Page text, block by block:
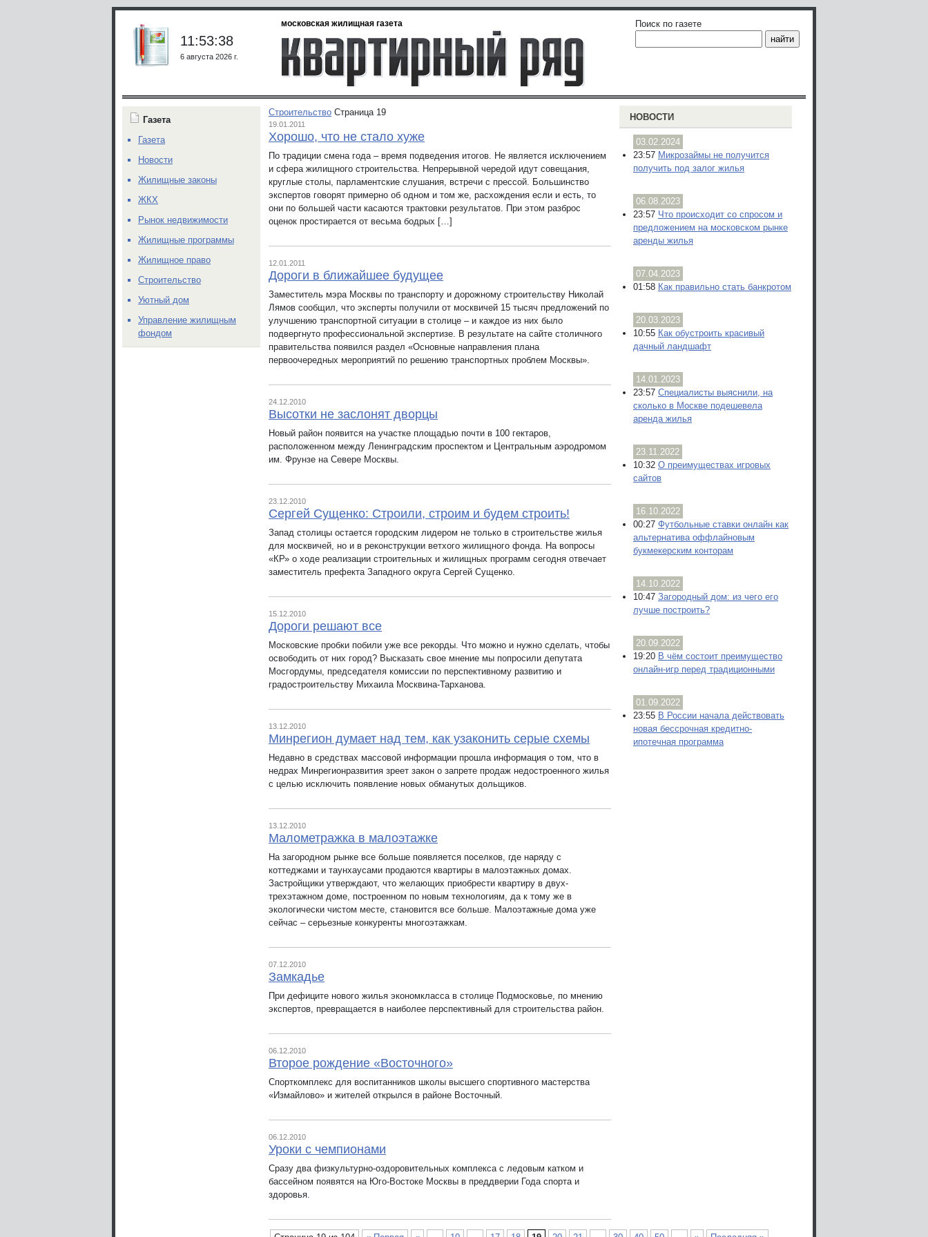
московская жилищная газета
11:53:38
6 августа 2026 г.
Поиск по газете
Строительство Страница 19
19.01.2011
Хорошо, что не стало хуже
По традиции смена года – время подведения итогов. Не является исключением
и сфера жилищного строительства. Непрерывной чередой идут совещания,
круглые столы, парламентские слушания, встречи с прессой. Большинство
экспертов говорят примерно об одном и том же, расхождения если и есть, то
они по большей части касаются трактовки результатов. При этом разброс
оценок простирается от весьма бодрых […]
12.01.2011
Дороги в ближайшее будущее
Заместитель мэра Москвы по транспорту и дорожному строительству Николай
Лямов сообщил, что эксперты получили от москвичей 15 тысяч предложений по
улучшению транспортной ситуации в столице – и каждое из них было
подвергнуто профессиональной экспертизе. В результате на сайте столичного
правительства появился раздел «Основные направления плана
первоочередных мероприятий по решению транспортных проблем Москвы».
24.12.2010
Высотки не заслонят дворцы
Новый район появится на участке площадью почти в 100 гектаров,
расположенном между Ленинградским проспектом и Центральным аэродромом
им. Фрунзе на Севере Москвы.
23.12.2010
Сергей Сущенко: Строили, строим и будем строить!
Запад столицы остается городским лидером не только в строительстве жилья
для москвичей, но и в реконструкции ветхого жилищного фонда. На вопросы
«КР» о ходе реализации строительных и жилищных программ сегодня отвечает
заместитель префекта Западного округа Сергей Сущенко.
15.12.2010
Дороги решают все
Московские пробки побили уже все рекорды. Что можно и нужно сделать, чтобы
освободить от них город? Высказать свое мнение мы попросили депутата
Мосгордумы, председателя комиссии по перспективному развитию и
градостроительству Михаила Москвина-Тарханова.
13.12.2010
Минрегион думает над тем, как узаконить серые схемы
Недавно в средствах массовой информации прошла информация о том, что в
недрах Минрегионразвития зреет закон о запрете продаж недостроенного жилья
с целью исключить появление новых обманутых дольщиков.
13.12.2010
Малометражка в малоэтажке
На загородном рынке все больше появляется поселков, где наряду с
коттеджами и таунхаусами продаются квартиры в малоэтажных домах.
Застройщики утверждают, что желающих приобрести квартиру в двух-
трехэтажном доме, построенном по новым технологиям, да к тому же в
экологически чистом месте, становится все больше. Малоэтажные дома уже
сейчас – серьезные конкуренты многоэтажкам.
07.12.2010
Замкадье
При дефиците нового жилья экономкласса в столице Подмосковье, по мнению
экспертов, превращается в наиболее перспективный для строительства район.
06.12.2010
Второе рождение «Восточного»
Спорткомплекс для воспитанников школы высшего спортивного мастерства
«Измайлово» и жителей открылся в районе Восточный.
06.12.2010
Уроки с чемпионами
Сразу два физкультурно-оздоровительных комплекса с ледовым катком и
бассейном появятся на Юго-Востоке Москвы в преддверии Года спорта и
здоровья.
НОВОСТИ
03.02.2024
23:57 Микрозаймы не получится
получить под залог жилья
06.08.2023
23:57 Что происходит со спросом и
предложением на московском рынке
аренды жилья
07.04.2023
01:58 Как правильно стать банкротом
20.03.2023
10:55 Как обустроить красивый
дачный ландшафт
14.01.2023
23:57 Специалисты выяснили, на
сколько в Москве подешевела
аренда жилья
23.11.2022
10:32 О преимуществах игровых
сайтов
16.10.2022
00:27 Футбольные ставки онлайн как
альтернатива оффлайновым
букмекерским конторам
14.10.2022
10:47 Загородный дом: из чего его
лучше построить?
20.09.2022
19:20 В чём состоит преимущество
онлайн-игр перед традиционными
01.09.2022
23:55 В России начала действовать
новая бессрочная кредитно-
ипотечная программа
Газета
Газета
Новости
Жилищные законы
ЖКХ
Рынок недвижимости
Жилищные программы
Жилищное право
Строительство
Уютный дом
Управление жилищным
фондом